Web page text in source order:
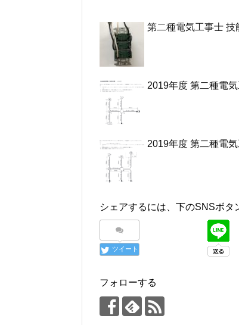
第二種電気工事士
2019年度 第二種電
2019年度 第二種電
シェアするには、下のSNSボタ
ツイート
フォローする